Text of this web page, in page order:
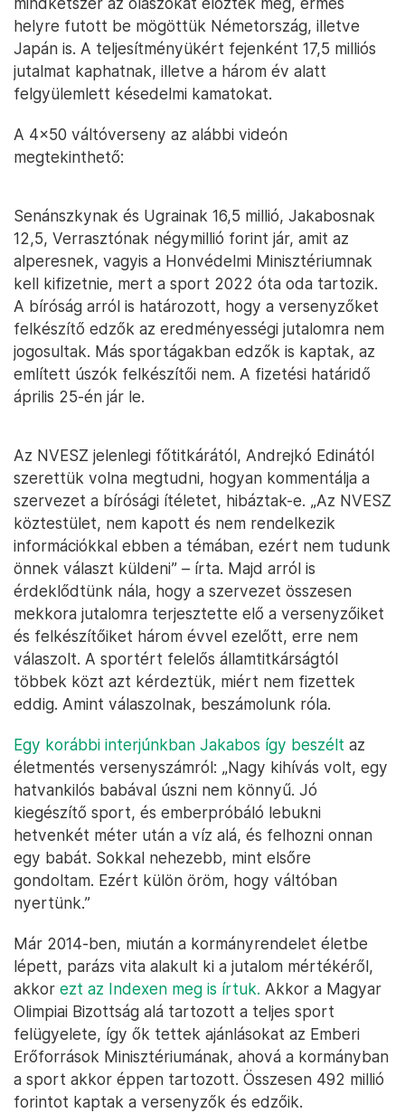
helyre futott be mögöttük Németország, illetve
Japán is. A teljesítményükért fejenként 17,5 milliós
jutalmat kaphatnak, illetve a három év alatt
felgyülemlett késedelmi kamatokat.
A 4×50 váltóverseny az alábbi videón
megtekinthető:
Senánszkynak és Ugrainak 16,5 millió, Jakabosnak
12,5, Verrasztónak négymillió forint jár, amit az
alperesnek, vagyis a Honvédelmi Minisztériumnak
kell kifizetnie, mert a sport 2022 óta oda tartozik.
A bíróság arról is határozott, hogy a versenyzőket
felkészítő edzők az eredményességi jutalomra nem
jogosultak. Más sportágakban edzők is kaptak, az
említett úszók felkészítői nem. A fizetési határidő
április 25-én jár le.
Az NVESZ jelenlegi főtitkárától, Andrejkó Edinától
szerettük volna megtudni, hogyan kommentálja a
szervezet a bírósági ítéletet, hibáztak-e. „Az NVESZ
köztestület, nem kapott és nem rendelkezik
információkkal ebben a témában, ezért nem tudunk
önnek választ küldeni” – írta. Majd arról is
érdeklődtünk nála, hogy a szervezet összesen
mekkora jutalomra terjesztette elő a versenyzőiket
és felkészítőiket három évvel ezelőtt, erre nem
válaszolt. A sportért felelős államtitkárságtól
többek közt azt kérdeztük, miért nem fizettek
eddig. Amint válaszolnak, beszámolunk róla.
Egy korábbi interjúnkban Jakabos így beszélt az
életmentés versenyszámról: „Nagy kihívás volt, egy
hatvankilós babával úszni nem könnyű. Jó
kiegészítő sport, és emberpróbáló lebukni
hetvenkét méter után a víz alá, és felhozni onnan
egy babát. Sokkal nehezebb, mint elsőre
gondoltam. Ezért külön öröm, hogy váltóban
nyertünk.”
Már 2014-ben, miután a kormányrendelet életbe
lépett, parázs vita alakult ki a jutalom mértékéről,
akkor ezt az Indexen meg is írtuk. Akkor a Magyar
Olimpiai Bizottság alá tartozott a teljes sport
felügyelete, így ők tettek ajánlásokat az Emberi
Erőforrások Minisztériumának, ahová a kormányban
a sport akkor éppen tartozott. Összesen 492 millió
forintot kaptak a versenyzők és edzőik.